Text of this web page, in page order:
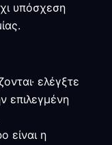
υπόσχεση
ελέγξτε
επιλεγμένη
είναι η